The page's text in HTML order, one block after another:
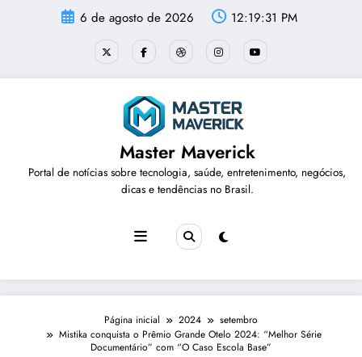
6 de agosto de 2026 12:19:32 PM
Master Maverick
Portal de notícias sobre tecnologia, saúde, entretenimento, negócios,
dicas e tendências no Brasil.
Página inicial 2024
setembro
Mistika conquista o Prêmio Grande Otelo 2024: “Melhor Série
Documentário” com “O Caso Escola Base”